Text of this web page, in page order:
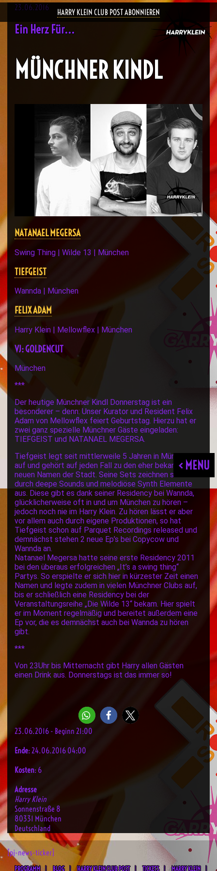
HARRY KLEIN CLUB POST ABONNIEREN
< MENU
23.06.2016
Ein Herz Für...
MÜNCHNER KINDL
NATANAEL MEGERSA
Swing Thing | Wilde 13 | München
TIEFGEIST
Wannda | München
FELIX ADAM
Harry Klein | Mellowflex | München
VJ: GOLDENCUT
München
***
Der heutige Münchner Kindl Donnerstag ist ein
besonderer – denn: Unser Kurator und Resident Felix
Adam von Mellowflex feiert Geburtstag. Hierzu hat er
zwei ganz spezielle Münchner Gäste eingeladen:
TIEFGEIST und NATANAEL MEGERSA.
Tiefgeist legt seit mittlerweile 5 Jahren in München
auf und gehört auf jeden Fall zu den eher bekannteren
neuen Namen der Stadt. Seine Sets zeichnen sich
durch deepe Sounds und melodiöse Synth Elemente
aus. Diese gibt es dank seiner Residency bei Wannda,
glücklicherweise oft in und um München zu hören –
jedoch noch nie im Harry Klein. Zu hören lässt er aber
vor allem auch durch eigene Produktionen, so hat
Tiefgeist schon auf Parquet Recordings released und
demnächst stehen 2 neue Ep’s bei Copycow und
Wannda an.
Natanael Megersa hatte seine erste Residency 2011
bei den überaus erfolgreichen „It’s a swing thing“
Partys. So erspielte er sich hier in kürzester Zeit einen
Namen und legte zudem in vielen Münchner Clubs auf,
bis er schließlich eine Residency bei der
Veranstaltungsreihe „Die Wilde 13“ bekam. Hier spielt
er im Moment regelmäßig und bereitet außerdem eine
Ep vor, die es demnächst auch bei Wannda zu hören
gibt.
***
Von 23Uhr bis Mitternacht gibt Harry allen Gästen
einen Drink aus. Donnerstags ist das immer so!
23.06.2016 - Beginn 21:00
Ende: 24.06.2016 04:00
Kosten: 6
Adresse
Harry Klein
Sonnenstraße 8
80331 München
Deutschland
[pj-news-ticker]
PROGRAMM BLOG HARRY KLEIN CLUB POST TICKETS MARRY KLEIN